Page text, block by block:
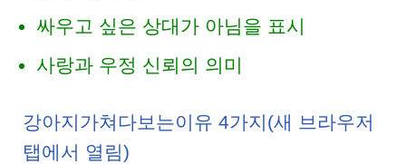
싸우고 싶은 상대가 아님을 표시
사랑과 우정 신뢰의 의미
강아지가쳐다보는이유 4가지(새 브라우저
탭에서 열림)